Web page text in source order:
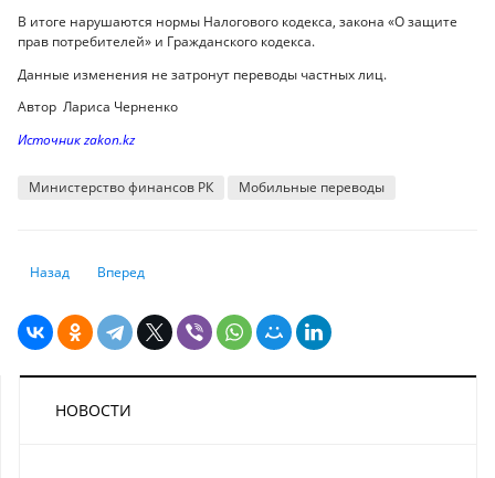
В итоге нарушаются нормы Налогового кодекса, закона «О защите
прав потребителей» и Гражданского кодекса.
Данные изменения не затронут переводы частных лиц.
Автор Лариса Черненко
Источник zakon.kz
Министерство финансов РК Мобильные переводы
Предыдущий: В феврале банки выдали новые кредиты почти на 2
Назад Следующий: Министр финансов: Те, кто повелись и купили
Вперед
НОВОСТИ